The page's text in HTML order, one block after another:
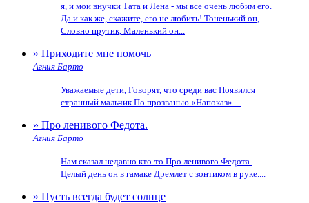
я, и мои внучки Тата и Лена - мы все очень любим его.
Да и как же, скажите, его не любить! Тоненький он,
Словно прутик, Маленький он...
» Приходите мне помочь
Агния Барто
Уважаемые дети, Говорят, что среди вас Появился
странный мальчик По прозванью «Напоказ»....
» Про ленивого Федота.
Агния Барто
Нам сказал недавно кто-то Про ленивого Федота.
Целый день он в гамаке Дремлет с зонтиком в руке....
» Пусть всегда будет солнце